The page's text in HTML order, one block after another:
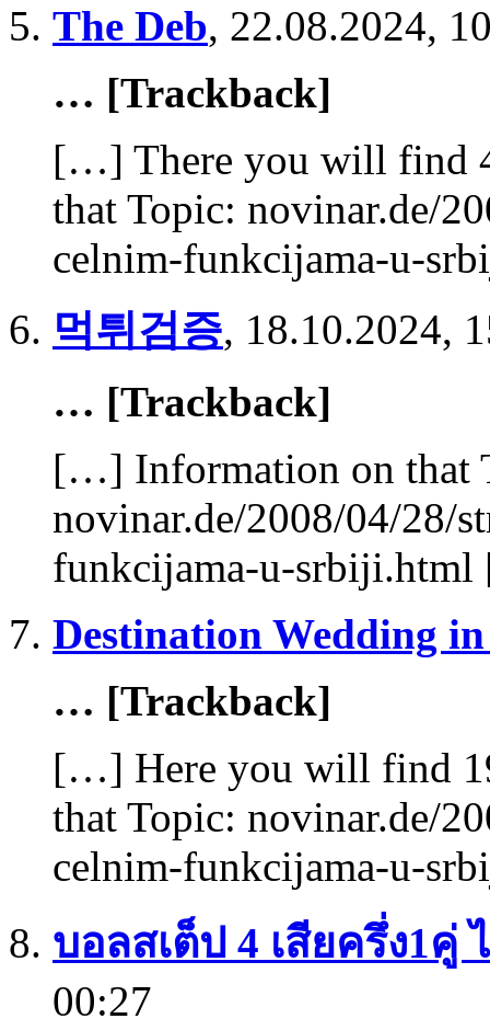
The Deb, 22.08.2024,
… [Trackback]
[…] There you will find
that Topic: novinar.de/
celnim-funkcijama-u-
먹튀검증, 18.10.2024,
… [Trackback]
[…] Information on that
novinar.de/2008/04/28/
funkcijama-u-
Destination Wedding
… [Trackback]
[…] Here you will find
that Topic: novinar.de/
celnim-funkcijama-u-
บอลสเต็ป 4 เสียครึ่ง1คู่
00:27